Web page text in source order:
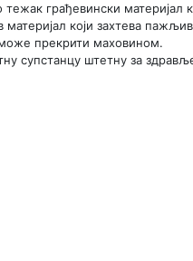
тежак грађевински материјал
који захтева
прекрити маховином.
супстанцу штетну за